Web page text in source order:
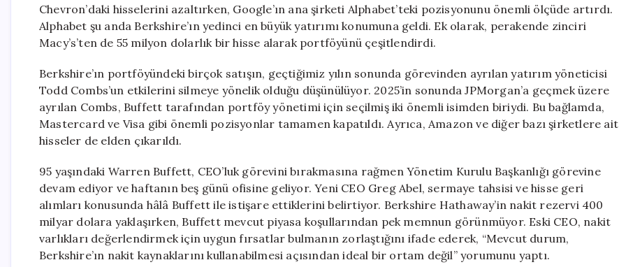
Chevron’daki hisselerini azaltırken, Google’ın ana şirketi Alphabet’teki pozisyonunu önemli ölçüde artırdı.
Alphabet şu anda Berkshire’ın yedinci en büyük yatırımı konumuna geldi. Ek olarak, perakende zinciri
Macy’s’ten de 55 milyon dolarlık bir hisse alarak portföyünü çeşitlendirdi.
Berkshire’ın portföyündeki birçok satışın, geçtiğimiz yılın sonunda görevinden ayrılan yatırım yöneticisi
Todd Combs’un etkilerini silmeye yönelik olduğu düşünülüyor. 2025’in sonunda JPMorgan’a geçmek üzere
ayrılan Combs, Buffett tarafından portföy yönetimi için seçilmiş iki önemli isimden biriydi. Bu bağlamda,
Mastercard ve Visa gibi önemli pozisyonlar tamamen kapatıldı. Ayrıca, Amazon ve diğer bazı şirketlere ait
hisseler de elden çıkarıldı.
95 yaşındaki Warren Buffett, CEO’luk görevini bırakmasına rağmen Yönetim Kurulu Başkanlığı görevine
devam ediyor ve haftanın beş günü ofisine geliyor. Yeni CEO Greg Abel, sermaye tahsisi ve hisse geri
alımları konusunda hâlâ Buffett ile istişare ettiklerini belirtiyor. Berkshire Hathaway’in nakit rezervi 400
milyar dolara yaklaşırken, Buffett mevcut piyasa koşullarından pek memnun görünmüyor. Eski CEO, nakit
varlıkları değerlendirmek için uygun fırsatlar bulmanın zorlaştığını ifade ederek, “Mevcut durum,
Berkshire’ın nakit kaynaklarını kullanabilmesi açısından ideal bir ortam değil” yorumunu yaptı.